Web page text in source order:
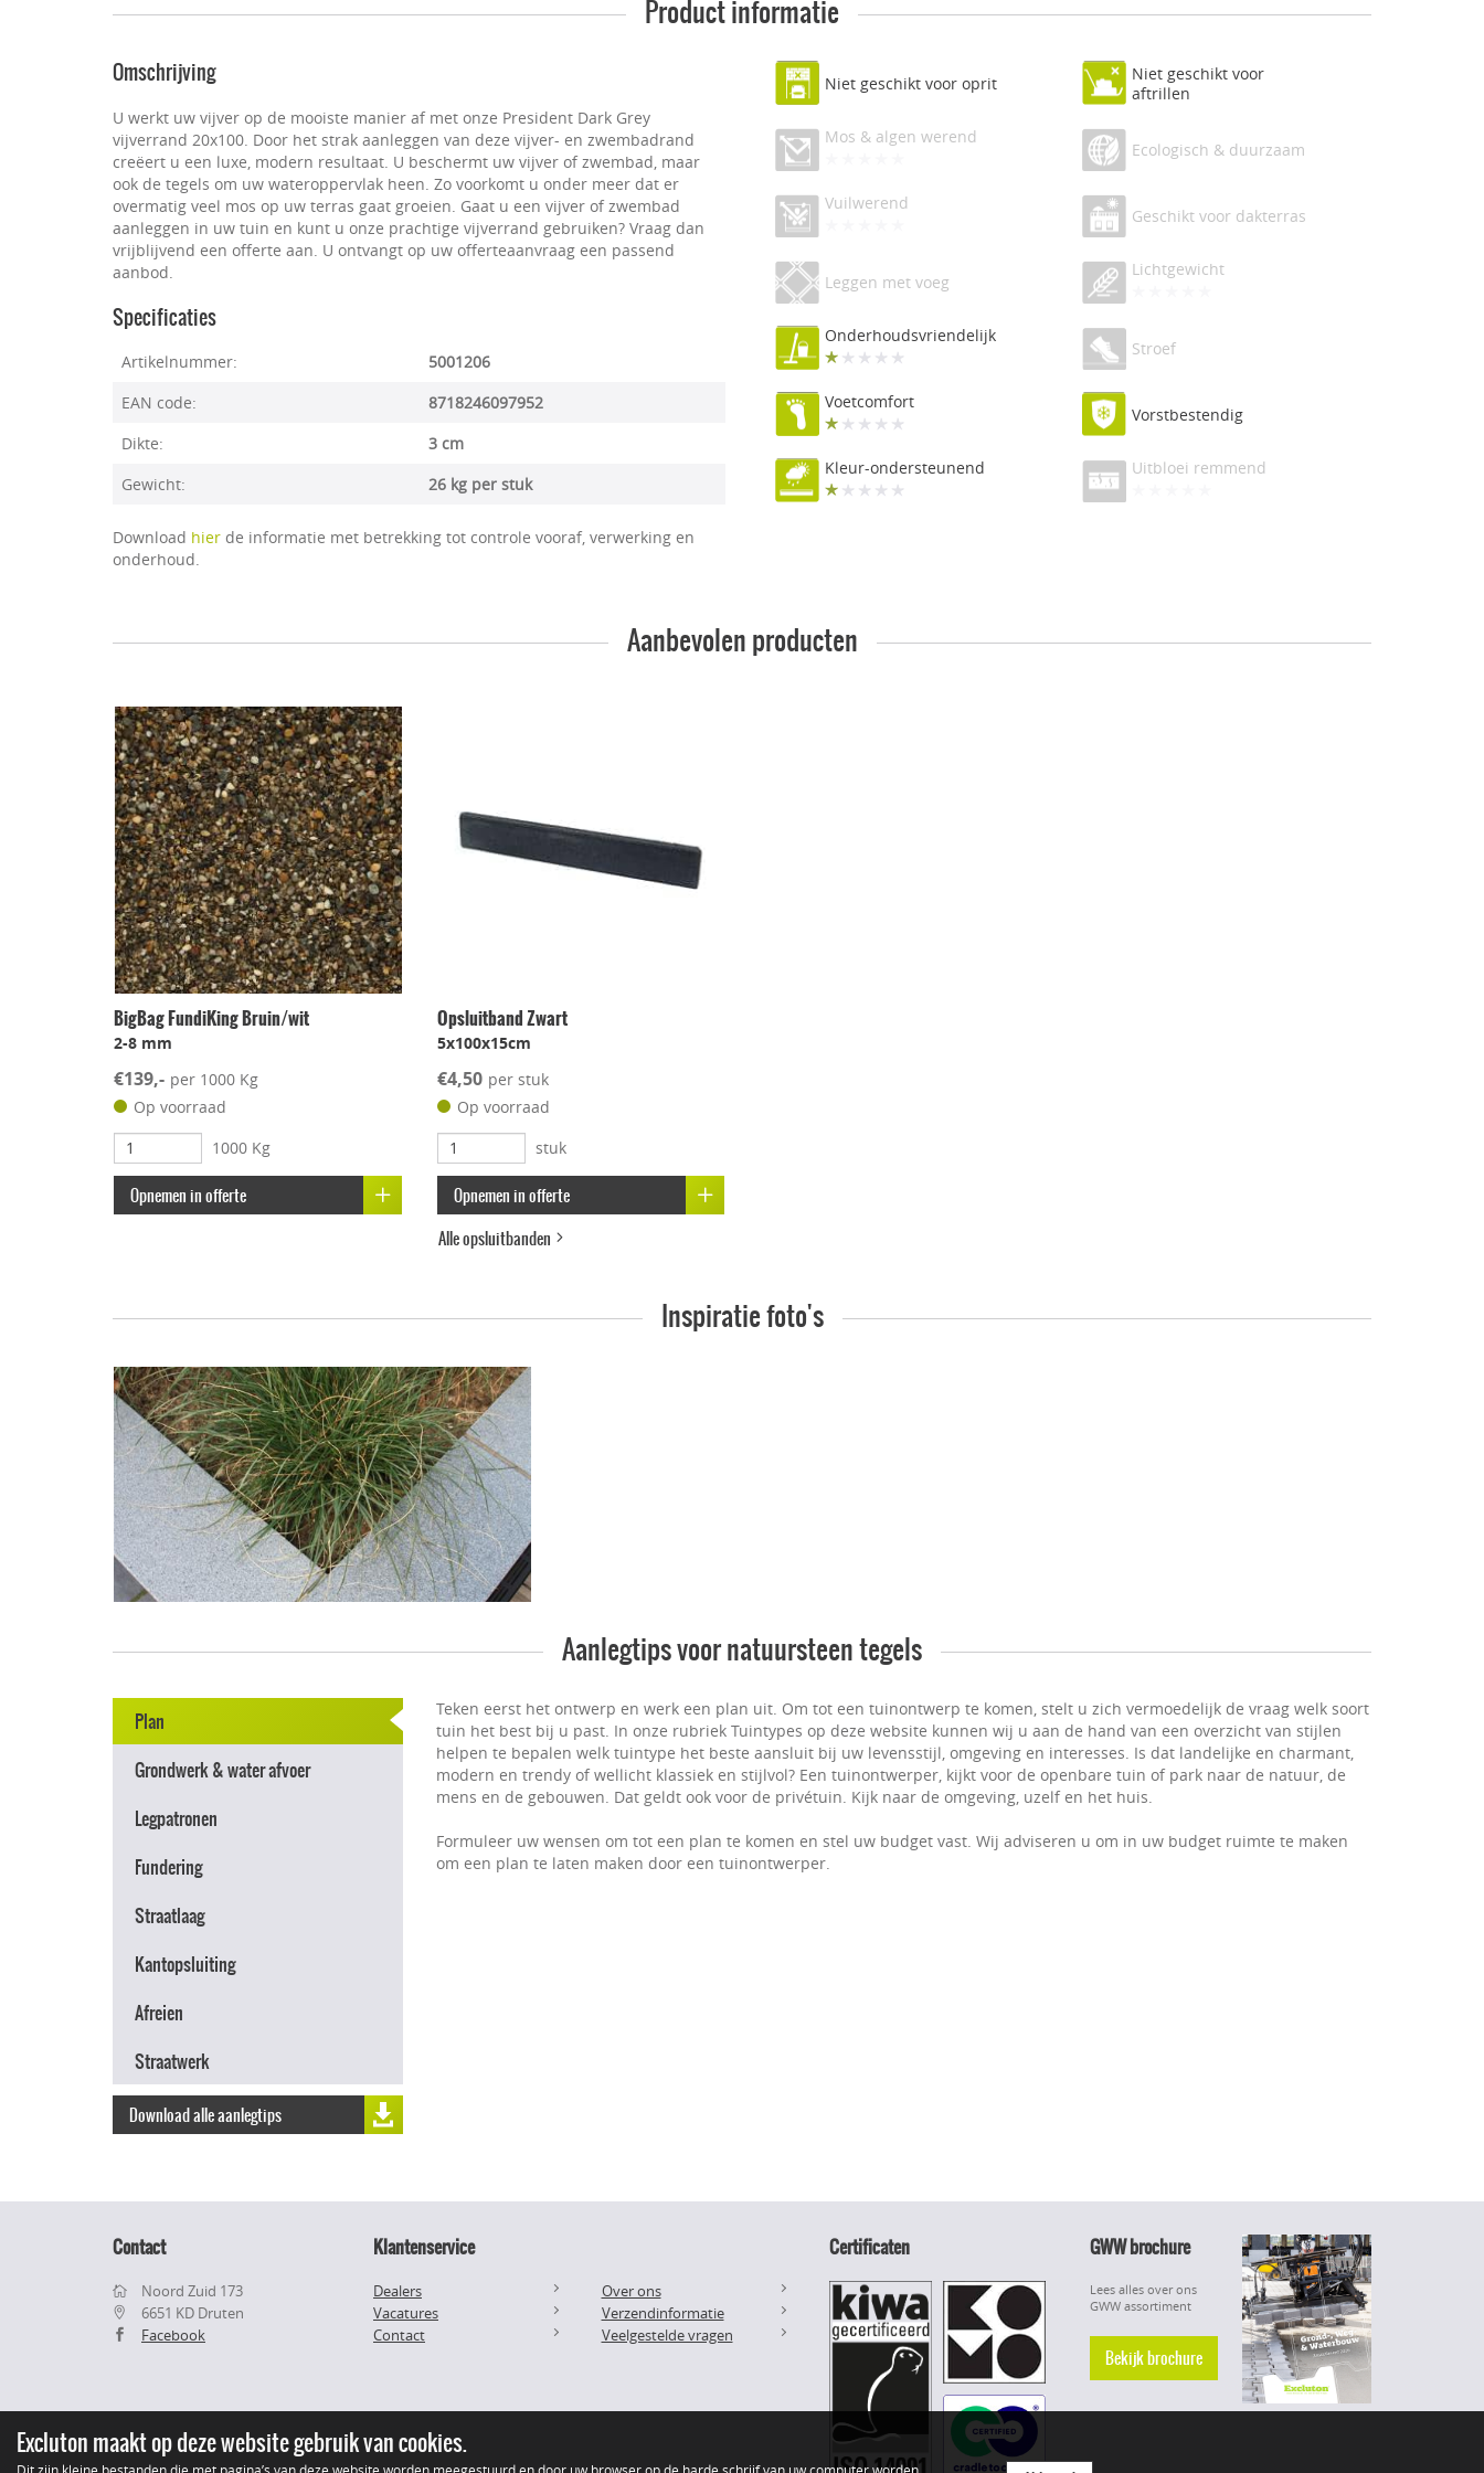
Product informatie
Omschrijving
U werkt uw vijver op de mooiste manier af met onze President Dark Grey
vijverrand 20x100. Door het strak aanleggen van deze vijver- en zwembadrand
creëert u een luxe, modern resultaat. U beschermt uw vijver of zwembad, maar
ook de tegels om uw wateroppervlak heen. Zo voorkomt u onder meer dat er
overmatig veel mos op uw terras gaat groeien. Gaat u een vijver of zwembad
aanleggen in uw tuin en kunt u onze prachtige vijverrand gebruiken? Vraag dan
vrijblijvend een offerte aan. U ontvangt op uw offerteaanvraag een passend
aanbod.
Specificaties
Artikelnummer:
5001206
EAN code:
8718246097952
Dikte:
3 cm
Gewicht:
26 kg per stuk
Download hier de informatie met betrekking tot controle vooraf, verwerking en
onderhoud.
Niet geschikt voor oprit
Niet geschikt voor
aftrillen
Mos & algen werend
Ecologisch & duurzaam
Vuilwerend
Geschikt voor dakterras
Leggen met voeg
Lichtgewicht
Onderhoudsvriendelijk
Stroef
Voetcomfort
Vorstbestendig
Kleur-ondersteunend Uitbloei remmend
Aanbevolen producten
BigBag FundiKing Bruin/wit
2-8 mm
€139,- per 1000 Kg
Op voorraad
1000 Kg
Opnemen in offerte
Opsluitband Zwart
5x100x15cm
€4,50 per stuk
Op voorraad
stuk
Opnemen in offerte
Alle opsluitbanden
Inspiratie foto's
Aanlegtips voor natuursteen tegels
Plan
Grondwerk & water afvoer
Legpatronen
Fundering
Straatlaag
Kantopsluiting
Afreien
Straatwerk
Download alle aanlegtips
Teken eerst het ontwerp en werk een plan uit. Om tot een tuinontwerp te komen, stelt u zich vermoedelijk de vraag welk soort
tuin het best bij u past. In onze rubriek Tuintypes op deze website kunnen wij u aan de hand van een overzicht van stijlen
helpen te bepalen welk tuintype het beste aansluit bij uw levensstijl, omgeving en interesses. Is dat landelijke en charmant,
modern en trendy of wellicht klassiek en stijlvol? Een tuinontwerper, kijkt voor de openbare tuin of park naar de natuur, de
mens en de gebouwen. Dat geldt ook voor de privétuin. Kijk naar de omgeving, uzelf en het huis.
Formuleer uw wensen om tot een plan te komen en stel uw budget vast. Wij adviseren u om in uw budget ruimte te maken
om een plan te laten maken door een tuinontwerper.
Contact
Noord Zuid 173
6651 KD Druten
Facebook
Klantenservice
Dealers
Vacatures
Contact
Over ons
Verzendinformatie
Veelgestelde vragen
Certificaten GWW brochure
Lees alles over ons
GWW assortiment
Bekijk brochure
Excluton maakt op deze website gebruik van cookies.